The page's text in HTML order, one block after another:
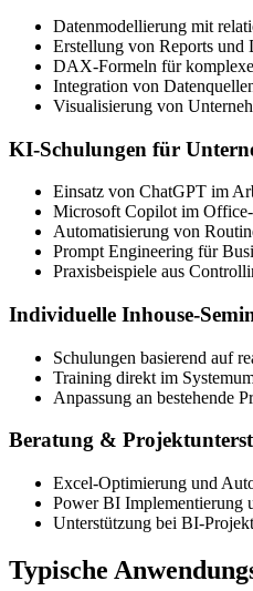
Datenmodellierung mit
Erstellung von Reports und
DAX-Formeln für
Integration von
Visualisierung von
KI-Schulungen für
Einsatz von ChatGPT im
Microsoft Copilot im
Automatisierung von
Prompt Engineering für
Praxisbeispiele aus
Individuelle Inhouse-
Schulungen basierend auf
Training direkt im
Anpassung an bestehende
Beratung &
Excel-Optimierung und
Power BI Implementierung
Unterstützung bei BI-
Typische